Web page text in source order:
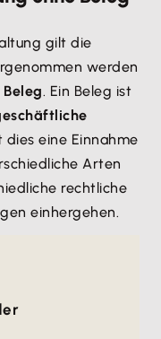
gilt die
werden
. Ein Beleg ist
eine Einnahme
Arten
rechtliche
einhergehen.